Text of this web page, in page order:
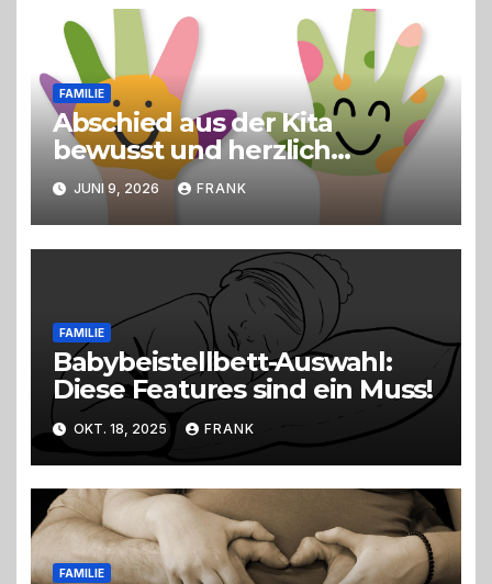
FAMILIE
Abschied aus der Kita
bewusst und herzlich
gestalten
JUNI 9, 2026 FRANK
FAMILIE
Babybeistellbett-Auswahl:
Diese Features sind ein Muss!
OKT. 18, 2025 FRANK
FAMILIE